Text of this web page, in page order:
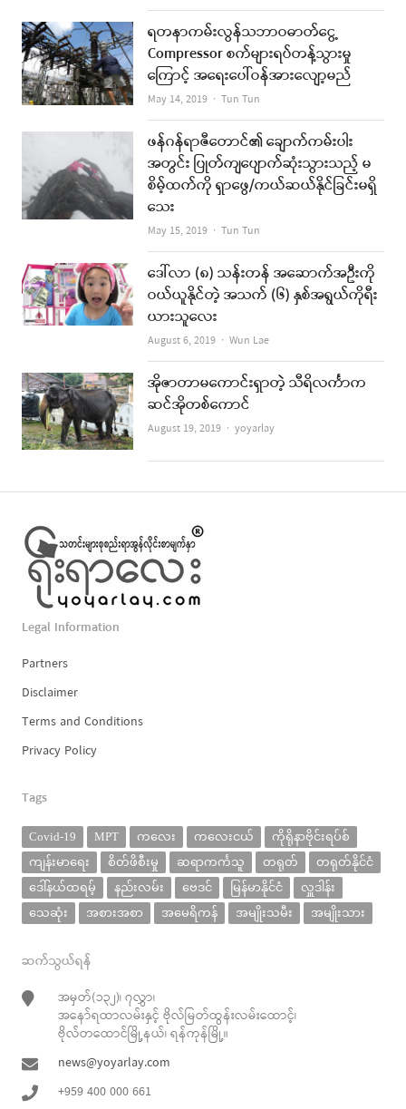
ရတနာကမ်းလွန်သဘာဝဓာတ်ငွေ့
Compressor စက်များရပ်တန့်သွားမှု
ကြောင့် အရေးပေါ်ဝန်အားလျော့မည်
May 14, 2019 Author
Tun Tun
ဖန်ဂန်ရာဇီတောင်၏ ချောက်ကမ်းပါး
အတွင်း ပြုတ်ကျပျောက်ဆုံးသွားသည့် မ
စိမ့်ထက်ကို ရှာဖွေ/ကယ်ဆယ်နိုင်ခြင်းမရှိ
သေး
May 15, 2019 Author
Tun Tun
ဒေါ်လာ (၈) သန်းတန် အဆောက်အဦးကို
ဝယ်ယူနိုင်တဲ့ အသက် (၆) နှစ်အရွယ်ကိုရီး
ယားသူလေး
August 6, 2019 Author
Wun Lae
အိုဇာတာမကောင်းရှာတဲ့ သီရိလင်္ကာက
ဆင်အိုတစ်ကောင်
August 19, 2019 Author
yoyarlay
Legal Information
Partners
Disclaimer
Terms and Conditions
Privacy Policy
Tags
Covid-19 MPT ကလေး ကလေးငယ်
ကိုရိုနာဗိုင်းရပ်စ်
ကျန်းမာရေး
စိတ်ဖိစီးမှု ဆရာကင်္ကသူ တရုတ်
တရုတ်နိုင်ငံ
ဒေါ်နယ်ထရမ့်
နည်းလမ်း ဗေဒင် မြန်မာနိုင်ငံ
လှူဒါန်း
သေဆုံး
အစားအစာ အမေရိကန် အမျိုးသမီး အမျိုးသား
ဆက်သွယ်ရန်
အမှတ်(၁၃၂)၊ ၇လွှာ၊
အနော်ရထာလမ်းနှင့် ဗိုလ်မြတ်ထွန်းလမ်းထောင့်၊
ဗိုလ်တထောင်မြို့နယ်၊ ရန်ကုန်မြို့။
news@yoyarlay.com
+959 400 000 661